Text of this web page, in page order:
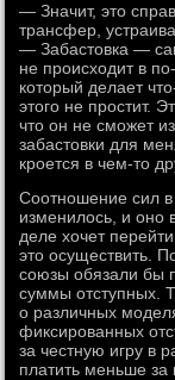
— Значит, это
трансфер,
— Забастовка —
не происходит в
который делает
этого не простит.
что он не сможет
забастовки для
кроется в чем-то
Соотношение сил
изменилось, и оно
деле хочет
это осуществить.
союзы обязали бы
суммы отступных.
о различных
фиксированных
за честную игру в
платить меньше за